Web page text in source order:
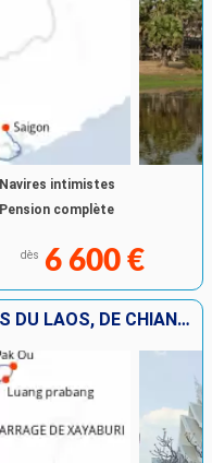
Navires intimistes
Pension complète
dès 6 600 €
CROISIÈRE LES SPLENDEURS DU LAOS, DE CHIANG RAI À VIENTIANE